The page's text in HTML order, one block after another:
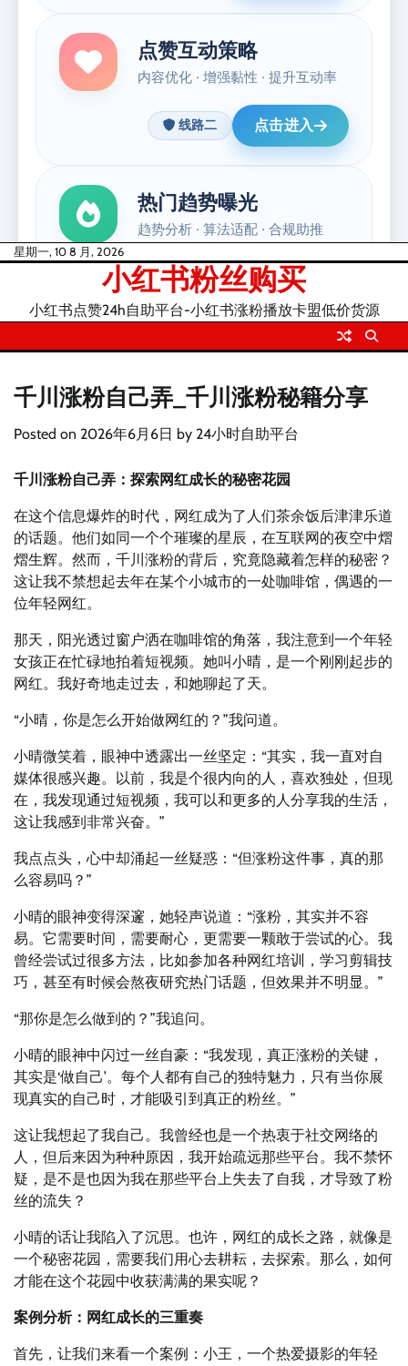
Skip星期一, 10 8 月, 2026
小红书粉丝购买
小红书点赞24h自助平台-小红书涨粉播放卡盟低价货源
千川涨粉自己弄_千川涨粉秘籍分享
Posted on 2026年6月6日 by 24小时自助平台
千川涨粉自己弄：探索网红成长的秘密花园
在这个信息爆炸的时代，网红成为了人们茶余饭后津津乐道
的话题。他们如同一个个璀璨的星辰，在互联网的夜空中熠
熠生辉。然而，千川涨粉的背后，究竟隐藏着怎样的秘密？
这让我不禁想起去年在某个小城市的一处咖啡馆，偶遇的一
位年轻网红。
那天，阳光透过窗户洒在咖啡馆的角落，我注意到一个年轻
女孩正在忙碌地拍着短视频。她叫小晴，是一个刚刚起步的
网红。我好奇地走过去，和她聊起了天。
“小晴，你是怎么开始做网红的？”我问道。
小晴微笑着，眼神中透露出一丝坚定：“其实，我一直对自
媒体很感兴趣。以前，我是个很内向的人，喜欢独处，但现
在，我发现通过短视频，我可以和更多的人分享我的生活，
这让我感到非常兴奋。”
我点点头，心中却涌起一丝疑惑：“但涨粉这件事，真的那
么容易吗？”
小晴的眼神变得深邃，她轻声说道：“涨粉，其实并不容
易。它需要时间，需要耐心，更需要一颗敢于尝试的心。我
曾经尝试过很多方法，比如参加各种网红培训，学习剪辑技
巧，甚至有时候会熬夜研究热门话题，但效果并不明显。”
“那你是怎么做到的？”我追问。
小晴的眼神中闪过一丝自豪：“我发现，真正涨粉的关键，
其实是‘做自己’。每个人都有自己的独特魅力，只有当你展
现真实的自己时，才能吸引到真正的粉丝。”
这让我想起了我自己。我曾经也是一个热衷于社交网络的
人，但后来因为种种原因，我开始疏远那些平台。我不禁怀
疑，是不是也因为我在那些平台上失去了自我，才导致了粉
丝的流失？
小晴的话让我陷入了沉思。也许，网红的成长之路，就像是
一个秘密花园，需要我们用心去耕耘，去探索。那么，如何
才能在这个花园中收获满满的果实呢？
案例分析：网红成长的三重奏
首先，让我们来看一个案例：小王，一个热爱摄影的年轻